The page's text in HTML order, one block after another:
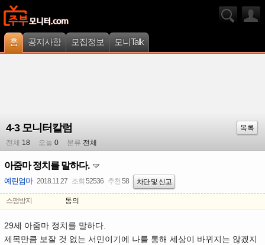
홈 공지사항 모집정보 모니Talk
4-3 모니터칼럼
목록
전체 18 오늘 0 분류 전체
아줌마 정치를 말하다.
예린엄마 2018.11.27 조회 52536 추천 58 차단 및 신고
스팸방지 동의
29세 아줌마 정치를 말하다.
제목만큼 보잘 것 없는 서민이기에 나를 통해 세상이 바뀌지는 않겠지